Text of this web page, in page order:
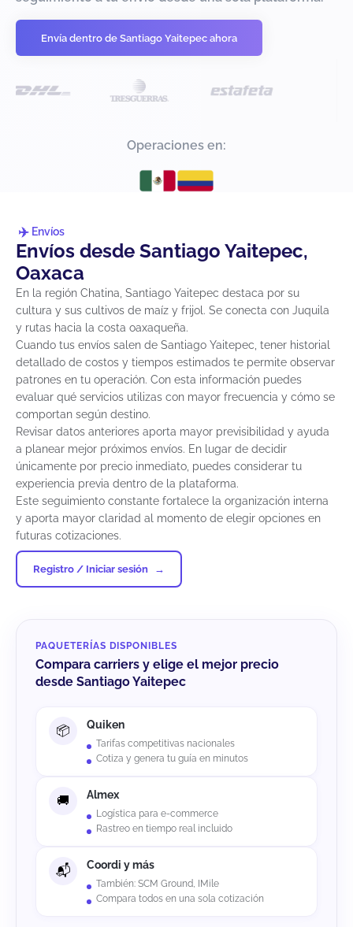
Envía dentro de Santiago Yaitepec ahora
Operaciones en:
Envíos
Envíos desde Santiago Yaitepec,
Oaxaca
En la región Chatina, Santiago Yaitepec destaca por su
cultura y sus cultivos de maíz y frijol. Se conecta con Juquila
y rutas hacia la costa oaxaqueña.
Cuando tus envíos salen de Santiago Yaitepec, tener historial
detallado de costos y tiempos estimados te permite observar
patrones en tu operación. Con esta información puedes
evaluar qué servicios utilizas con mayor frecuencia y cómo se
comportan según destino.
Revisar datos anteriores aporta mayor previsibilidad y ayuda
a planear mejor próximos envíos. En lugar de decidir
únicamente por precio inmediato, puedes considerar tu
experiencia previa dentro de la plataforma.
Este seguimiento constante fortalece la organización interna
y aporta mayor claridad al momento de elegir opciones en
futuras cotizaciones.
Registro / Iniciar sesión
PAQUETERÍAS DISPONIBLES
Compara carriers y elige el mejor precio
desde Santiago Yaitepec
Quiken
Tarifas competitivas nacionales
Cotiza y genera tu guía en minutos
Almex
Logística para e-commerce
Rastreo en tiempo real incluido
Coordi y más
También: SCM Ground, IMile
Compara todos en una sola cotización